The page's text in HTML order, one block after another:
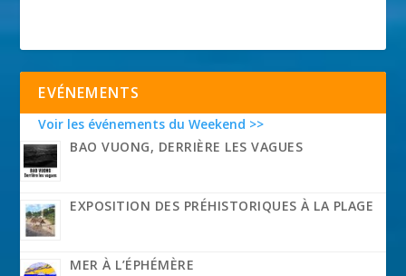
EVÉNEMENTS
Voir les événements du Weekend >>
BAO VUONG, DERRIÈRE LES VAGUES
EXPOSITION DES PRÉHISTORIQUES À LA PLAGE
MER À L’ÉPHÉMÈRE